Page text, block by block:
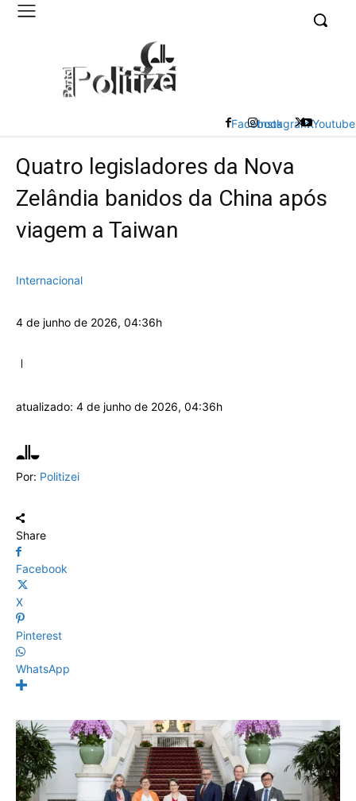
FacebookInstagramXYoutube
Quatro legisladores da Nova
Zelândia banidos da China após
viagem a Taiwan
Internacional
4 de junho de 2026, 04:36h
atualizado: 4 de junho de 2026, 04:36h
Por: Politizei
Share
Facebook
X
Pinterest
WhatsApp